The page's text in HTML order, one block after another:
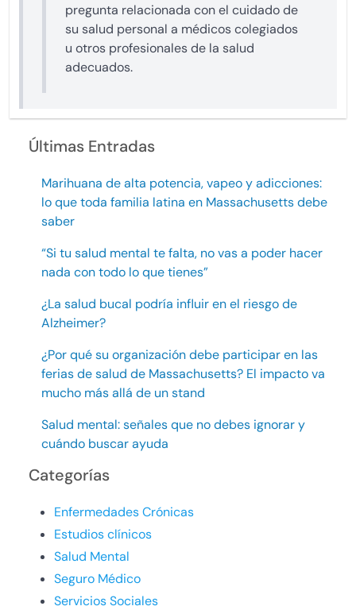
pregunta relacionada con el cuidado de
su salud personal a médicos colegiados
u otros profesionales de la salud
adecuados.
Últimas Entradas
Marihuana de alta potencia, vapeo y adicciones:
lo que toda familia latina en Massachusetts debe
saber
“Si tu salud mental te falta, no vas a poder hacer
nada con todo lo que tienes”
¿La salud bucal podría influir en el riesgo de
Alzheimer?
¿Por qué su organización debe participar en las
ferias de salud de Massachusetts? El impacto va
mucho más allá de un stand
Salud mental: señales que no debes ignorar y
cuándo buscar ayuda
Categorías
Enfermedades Crónicas
Estudios clínicos
Salud Mental
Seguro Médico
Servicios Sociales